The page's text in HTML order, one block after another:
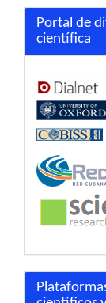
Portal de
científica